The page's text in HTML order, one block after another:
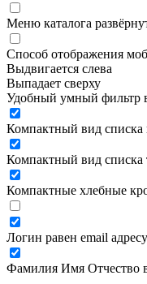
Меню каталога
Способ отображения
Выдвигается слева
Выпадает сверху
Удобный умный фильтр
Компактный вид списка
Компактный вид списка
Компактные хлебные
Логин равен email адресу
Фамилия Имя Отчество